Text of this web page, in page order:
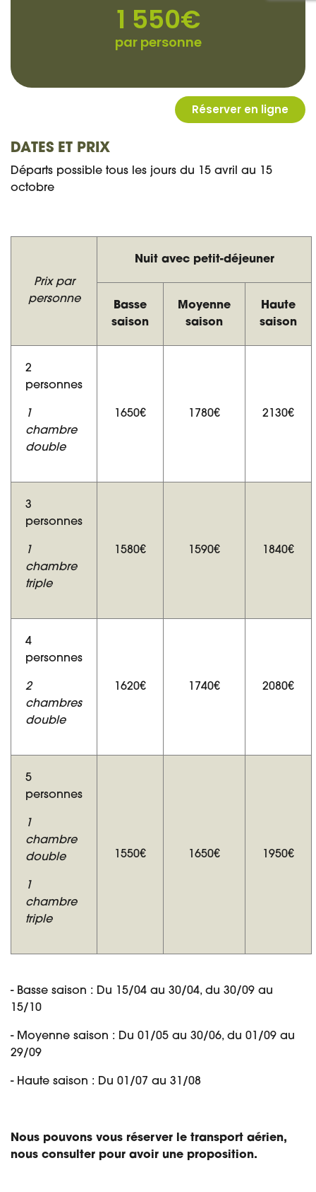
DATES ET PRIX
Départs possible tous les jours du 15 avril au 15
octobre
Prix par
personne
Nuit avec petit-déjeuner
Basse
saison
Moyenne
saison
Haute
saison
2
personnes
1
chambre
double
1650€ 1780€ 2130€
3
personnes
1
chambre
triple
1580€ 1590€ 1840€
4
personnes
2
chambres
double
1620€ 1740€ 2080€
5
personnes
1
chambre
double
1
chambre
triple
1550€ 1650€ 1950€
- Basse saison : Du 15/04 au 30/04, du 30/09 au
15/10
- Moyenne saison : Du 01/05 au 30/06, du 01/09 au
29/09
- Haute saison : Du 01/07 au 31/08
Nous pouvons vous réserver le transport aérien,
nous consulter pour avoir une proposition.